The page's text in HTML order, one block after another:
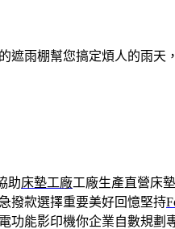
遮雨棚幫您搞定煩人的雨天
助床墊工廠工廠生產直營床
撥款選擇重要美好回憶堅持
功能影印機你企業自數規劃